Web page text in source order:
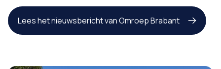
Lees het nieuwsbericht van Omroep Brabant